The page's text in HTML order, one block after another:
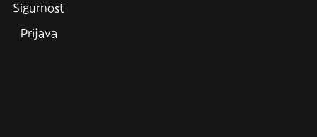
Sigurnost
Prijava